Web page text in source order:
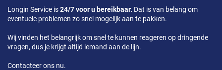
Longin Service is24/7 voor u bereikbaar. Dat is van belang om
eventuele problemen zo snel mogelijk aan te pakken.
Wij vinden het belangrijk om snel te kunnen reageren op dringende
vragen, dus je krijgt altijd iemand aan de lijn.
Contacteer ons nu.